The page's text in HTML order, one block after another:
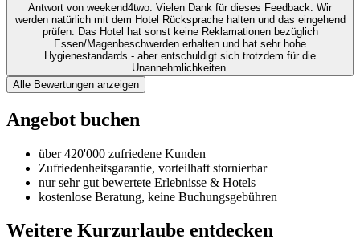
Antwort von weekend4two: Vielen Dank für dieses Feedback. Wir
werden natürlich mit dem Hotel Rücksprache halten und das eingehend
prüfen. Das Hotel hat sonst keine Reklamationen bezüglich
Essen/Magenbeschwerden erhalten und hat sehr hohe
Hygienestandards - aber entschuldigt sich trotzdem für die
Unannehmlichkeiten.
Alle Bewertungen anzeigen
Angebot buchen
über 420'000 zufriedene Kunden
Zufriedenheitsgarantie, vorteilhaft stornierbar
nur sehr gut bewertete Erlebnisse & Hotels
kostenlose Beratung, keine Buchungsgebühren
Weitere Kurzurlaube entdecken